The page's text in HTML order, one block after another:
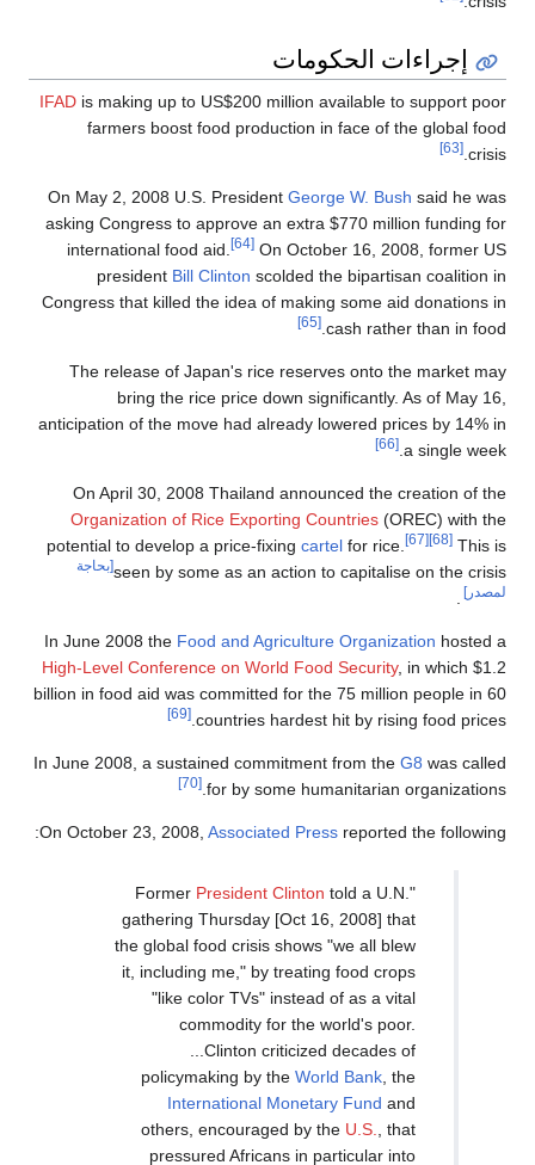
IFADis making up to US$200 million
farmers boost food production in
On May 2, 2008 U.S. PresidentGeorge
asking Congress to approve an extra
international food aid.
On October
president Bill Clinton scolded the
Congress that killed the idea of making
The release of Japan's rice reserves
bring the rice price down
anticipation of the move had already
On April 30, 2008 Thailand
Organization of Rice Exporting
potential to develop a price-fixingcartel
seen by some as an action to
In June 2008 theFood and Agriculture
High-Level Conference on World Food
billion in food aid was committed for the
countries hardest hit
In June 2008, a sustained commitment
for by some
On October 23, 2008,Associated Press
President Clinton
gathering Thursday [Oct 16,
the global food crisis shows "we
it, including me," by treating
"like color TVs" instead of
commodity for the
...Clinton criticized
policymaking by the
International Monetary
others, encouraged by the
pressured Africans in